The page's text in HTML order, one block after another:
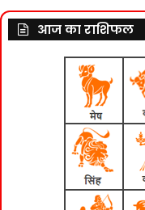
आज का राशिफल